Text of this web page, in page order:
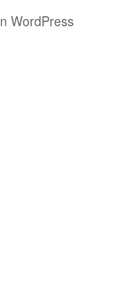
WordPress